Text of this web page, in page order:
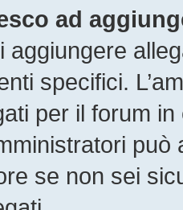
ad
aggiungere
specifici.
per il forum
può
se non sei